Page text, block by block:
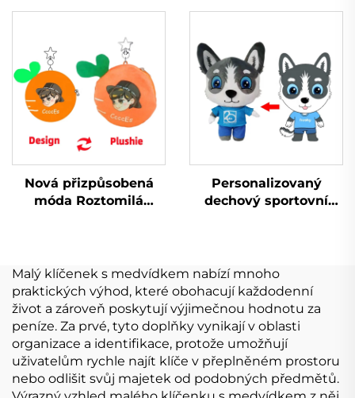
vycpané plyšové
Plyšová panenka Kpop
Nová přizpůsobená
móda Roztomilá
Personalizovaný
dechový sportovní
Malý klíčenek s medvídkem nabízí mnoho
praktických výhod, které obohacují každodenní
život a zároveň poskytují výjimečnou hodnotu za
peníze. Za prvé, tyto doplňky vynikají v oblasti
organizace a identifikace, protože umožňují
uživatelům rychle najít klíče v přeplněném prostoru
nebo odlišit svůj majetek od podobných předmětů.